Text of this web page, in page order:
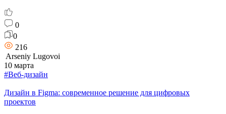
0
0
216
Arseniy Lugovoi
10 марта
#Веб-дизайн
Дизайн в Figma: современное решение для цифровых
проектов